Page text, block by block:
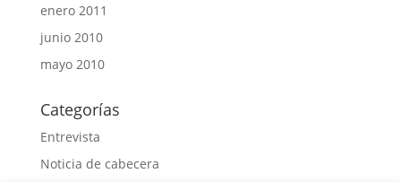
enero 2011
junio 2010
mayo 2010
Categorías
Entrevista
Noticia de cabecera